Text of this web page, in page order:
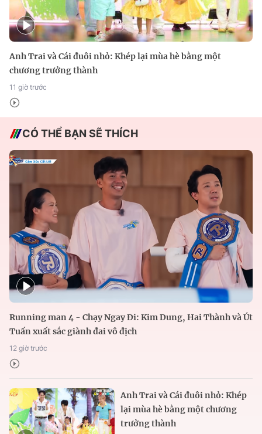
Anh Trai và Cái đuôi nhỏ: Khép lại mùa hè bằng một
chương trưởng thành
11 giờ trước
CÓ THỂ BẠN SẼ THÍCH
Running man 4 - Chạy Ngay Đi: Kim Dung, Hai Thành và Út
Tuấn xuất sắc giành đai vô địch
12 giờ trước
Anh Trai và Cái đuôi nhỏ: Khép
lại mùa hè bằng một chương
trưởng thành